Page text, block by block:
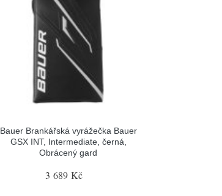
Bauer Brankářská vyrážečka Bauer
GSX INT, Intermediate, černá,
Obrácený gard
3 689 Kč